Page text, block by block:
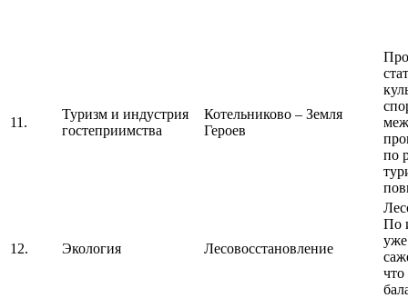
11.
Туризм и индустрия
гостеприимства
Котельниково – Земля
Героев
по
12. Экология Лесовосстановление
По